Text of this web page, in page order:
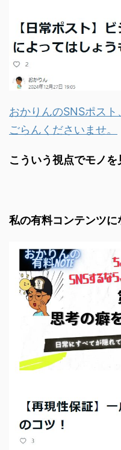
おかりんのSNSポス
ごらんくださいませ。
こういう視点でモノ
私の有料コンテンツに